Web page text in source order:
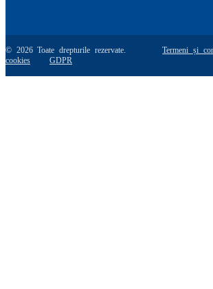
© 2026 Toate drepturile rezervate.Termeni și
cookies
GDPR